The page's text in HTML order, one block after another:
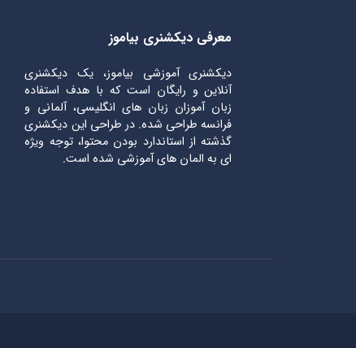
معرفی دیکشنری بیاموز
دیکشنری آموزشی بیاموز، یک دیکشنری
آنلاین و رایگان است که با هدف استفاده
زبان آموزان زبان های انگلیسی، آلمانی و
فرانسه طراحی شده. در طراحی این دیکشنری
گذشته از استاندارد بودن محتوا، توجه ویژه
ای به المان های آموزشی شده است.